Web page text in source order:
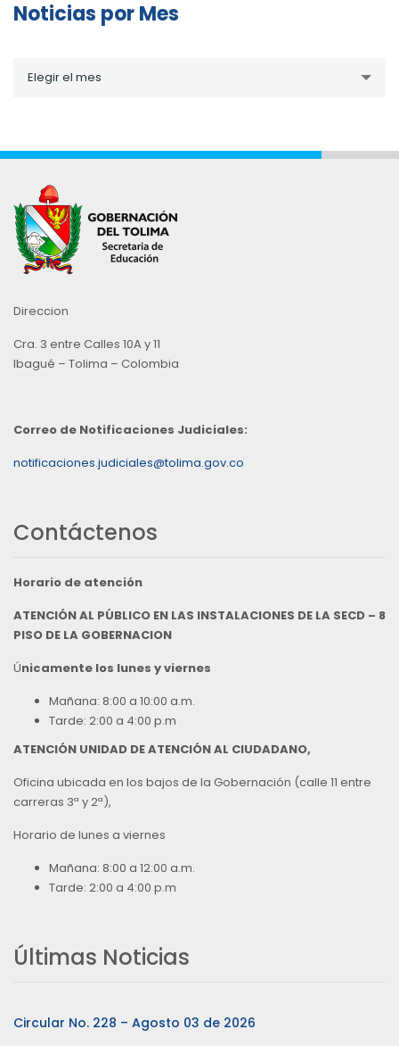
Noticias por Mes
porElegir el mes
Direccion
Cra. 3 entre Calles 10A y 11
Ibagué – Tolima – Colombia
Correo de Notificaciones Judiciales:
notificaciones.judiciales@tolima.gov.co
Contáctenos
Horario de atención
ATENCIÓN AL PÚBLICO EN LAS INSTALACIONES DE LA SECD – 8
PISO DE LA GOBERNACION
Únicamente los lunes y viernes
Mañana: 8:00 a 10:00 a.m.
Tarde: 2:00 a 4:00 p.m
ATENCIÓN UNIDAD DE ATENCIÓN AL CIUDADANO,
Oficina ubicada en los bajos de la Gobernación (calle 11 entre
carreras 3ª y 2ª),
Horario de lunes a viernes
Mañana: 8:00 a 12:00 a.m.
Tarde: 2:00 a 4:00 p.m
Últimas Noticias
Circular No. 228 – Agosto 03 de 2026